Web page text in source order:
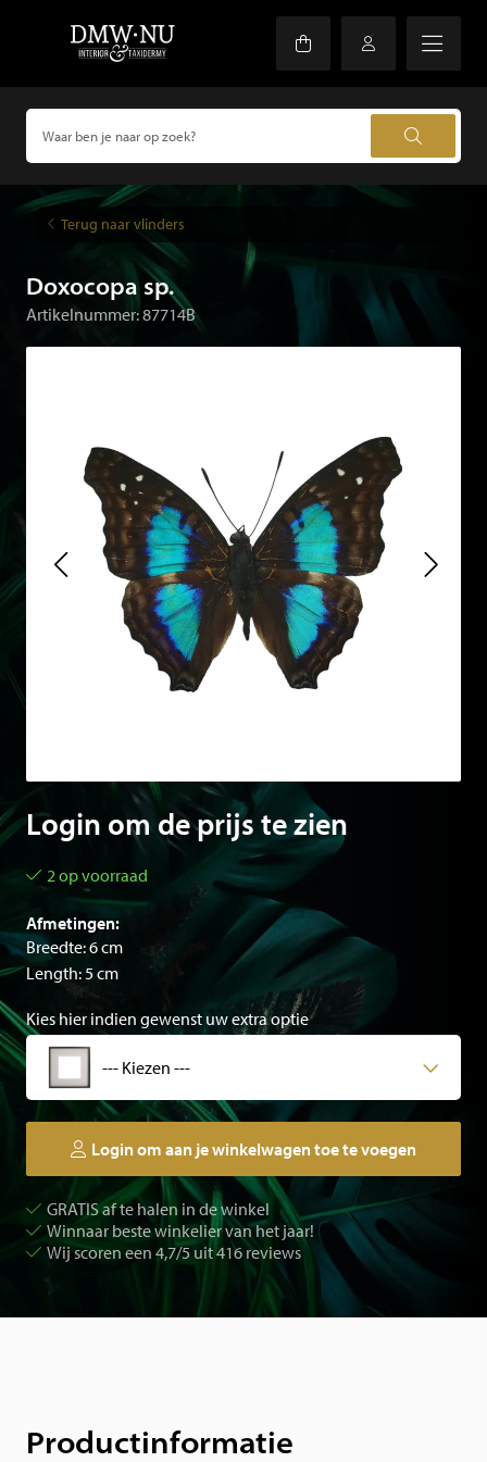
Terug naar vlinders
Doxocopa sp.
Artikelnummer: 87714B
Login om de prijs te zien
2 op voorraad
Afmetingen:
Breedte: 6 cm
Length: 5 cm
Kies hier indien gewenst uw extra optie
--- Kiezen ---
Login om aan je winkelwagen toe te voegen
GRATIS af te halen in de winkel
Winnaar beste winkelier van het jaar!
Wij scoren een 4,7/5 uit 416 reviews
Productinformatie